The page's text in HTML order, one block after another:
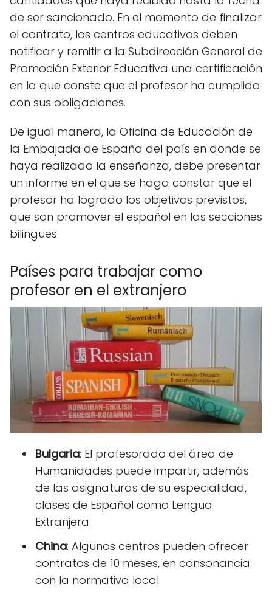
de ser sancionado. En el momento de finalizar
el contrato, los centros educativos deben
notificar y remitir a la Subdirección General de
Promoción Exterior Educativa una certificación
en la que conste que el profesor ha cumplido
con sus obligaciones.
De igual manera, la Oficina de Educación de
la Embajada de España del país en donde se
haya realizado la enseñanza, debe presentar
un informe en el que se haga constar que el
profesor ha logrado los objetivos previstos,
que son promover el español en las secciones
bilingües.
Países para trabajar como
profesor en el extranjero
Bulgaria: El profesorado del área de
Humanidades puede impartir, además
de las asignaturas de su especialidad,
clases de Español como Lengua
Extranjera.
China: Algunos centros pueden ofrecer
contratos de 10 meses, en consonancia
con la normativa local.